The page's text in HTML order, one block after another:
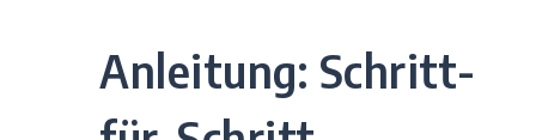
Anleitung: Schritt-